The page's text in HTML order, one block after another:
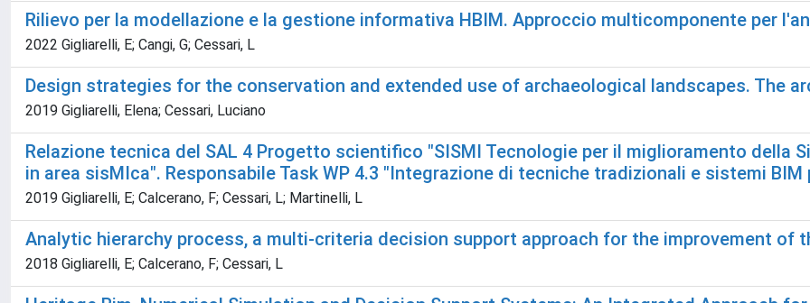
Rilievo per la modellazione e la gestione informativa HBIM. Approccio multicomponente per
2022 Gigliarelli, E; Cangi, G; Cessari, L
Design strategies for the conservation and extended use of archaeological landscapes. The
2019 Gigliarelli, Elena; Cessari, Luciano
Relazione tecnica del SAL 4 Progetto scientifico "SISMI Tecnologie per il miglioramento della
in area sisMIca". Responsabile Task WP 4.3 "Integrazione di tecniche tradizionali e sistemi
2019 Gigliarelli, E; Calcerano, F; Cessari, L; Martinelli, L
Analytic hierarchy process, a multi-criteria decision support approach for the improvement of
2018 Gigliarelli, E; Calcerano, F; Cessari, L